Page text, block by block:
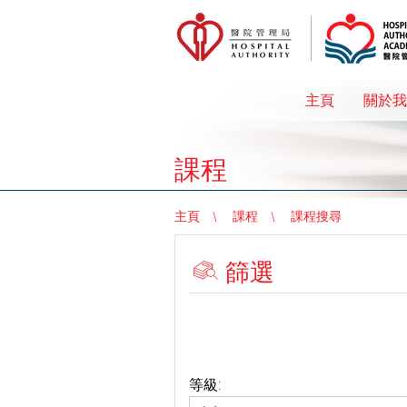
主頁 關於
課程
主頁 課程 課程搜尋
篩選
等級: